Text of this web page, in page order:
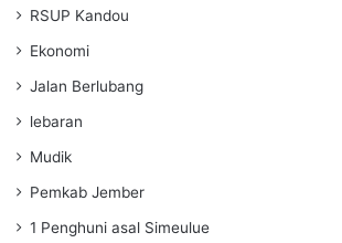
RSUP Kandou
Ekonomi
Jalan Berlubang
lebaran
Mudik
Pemkab Jember
1 Penghuni asal Simeulue